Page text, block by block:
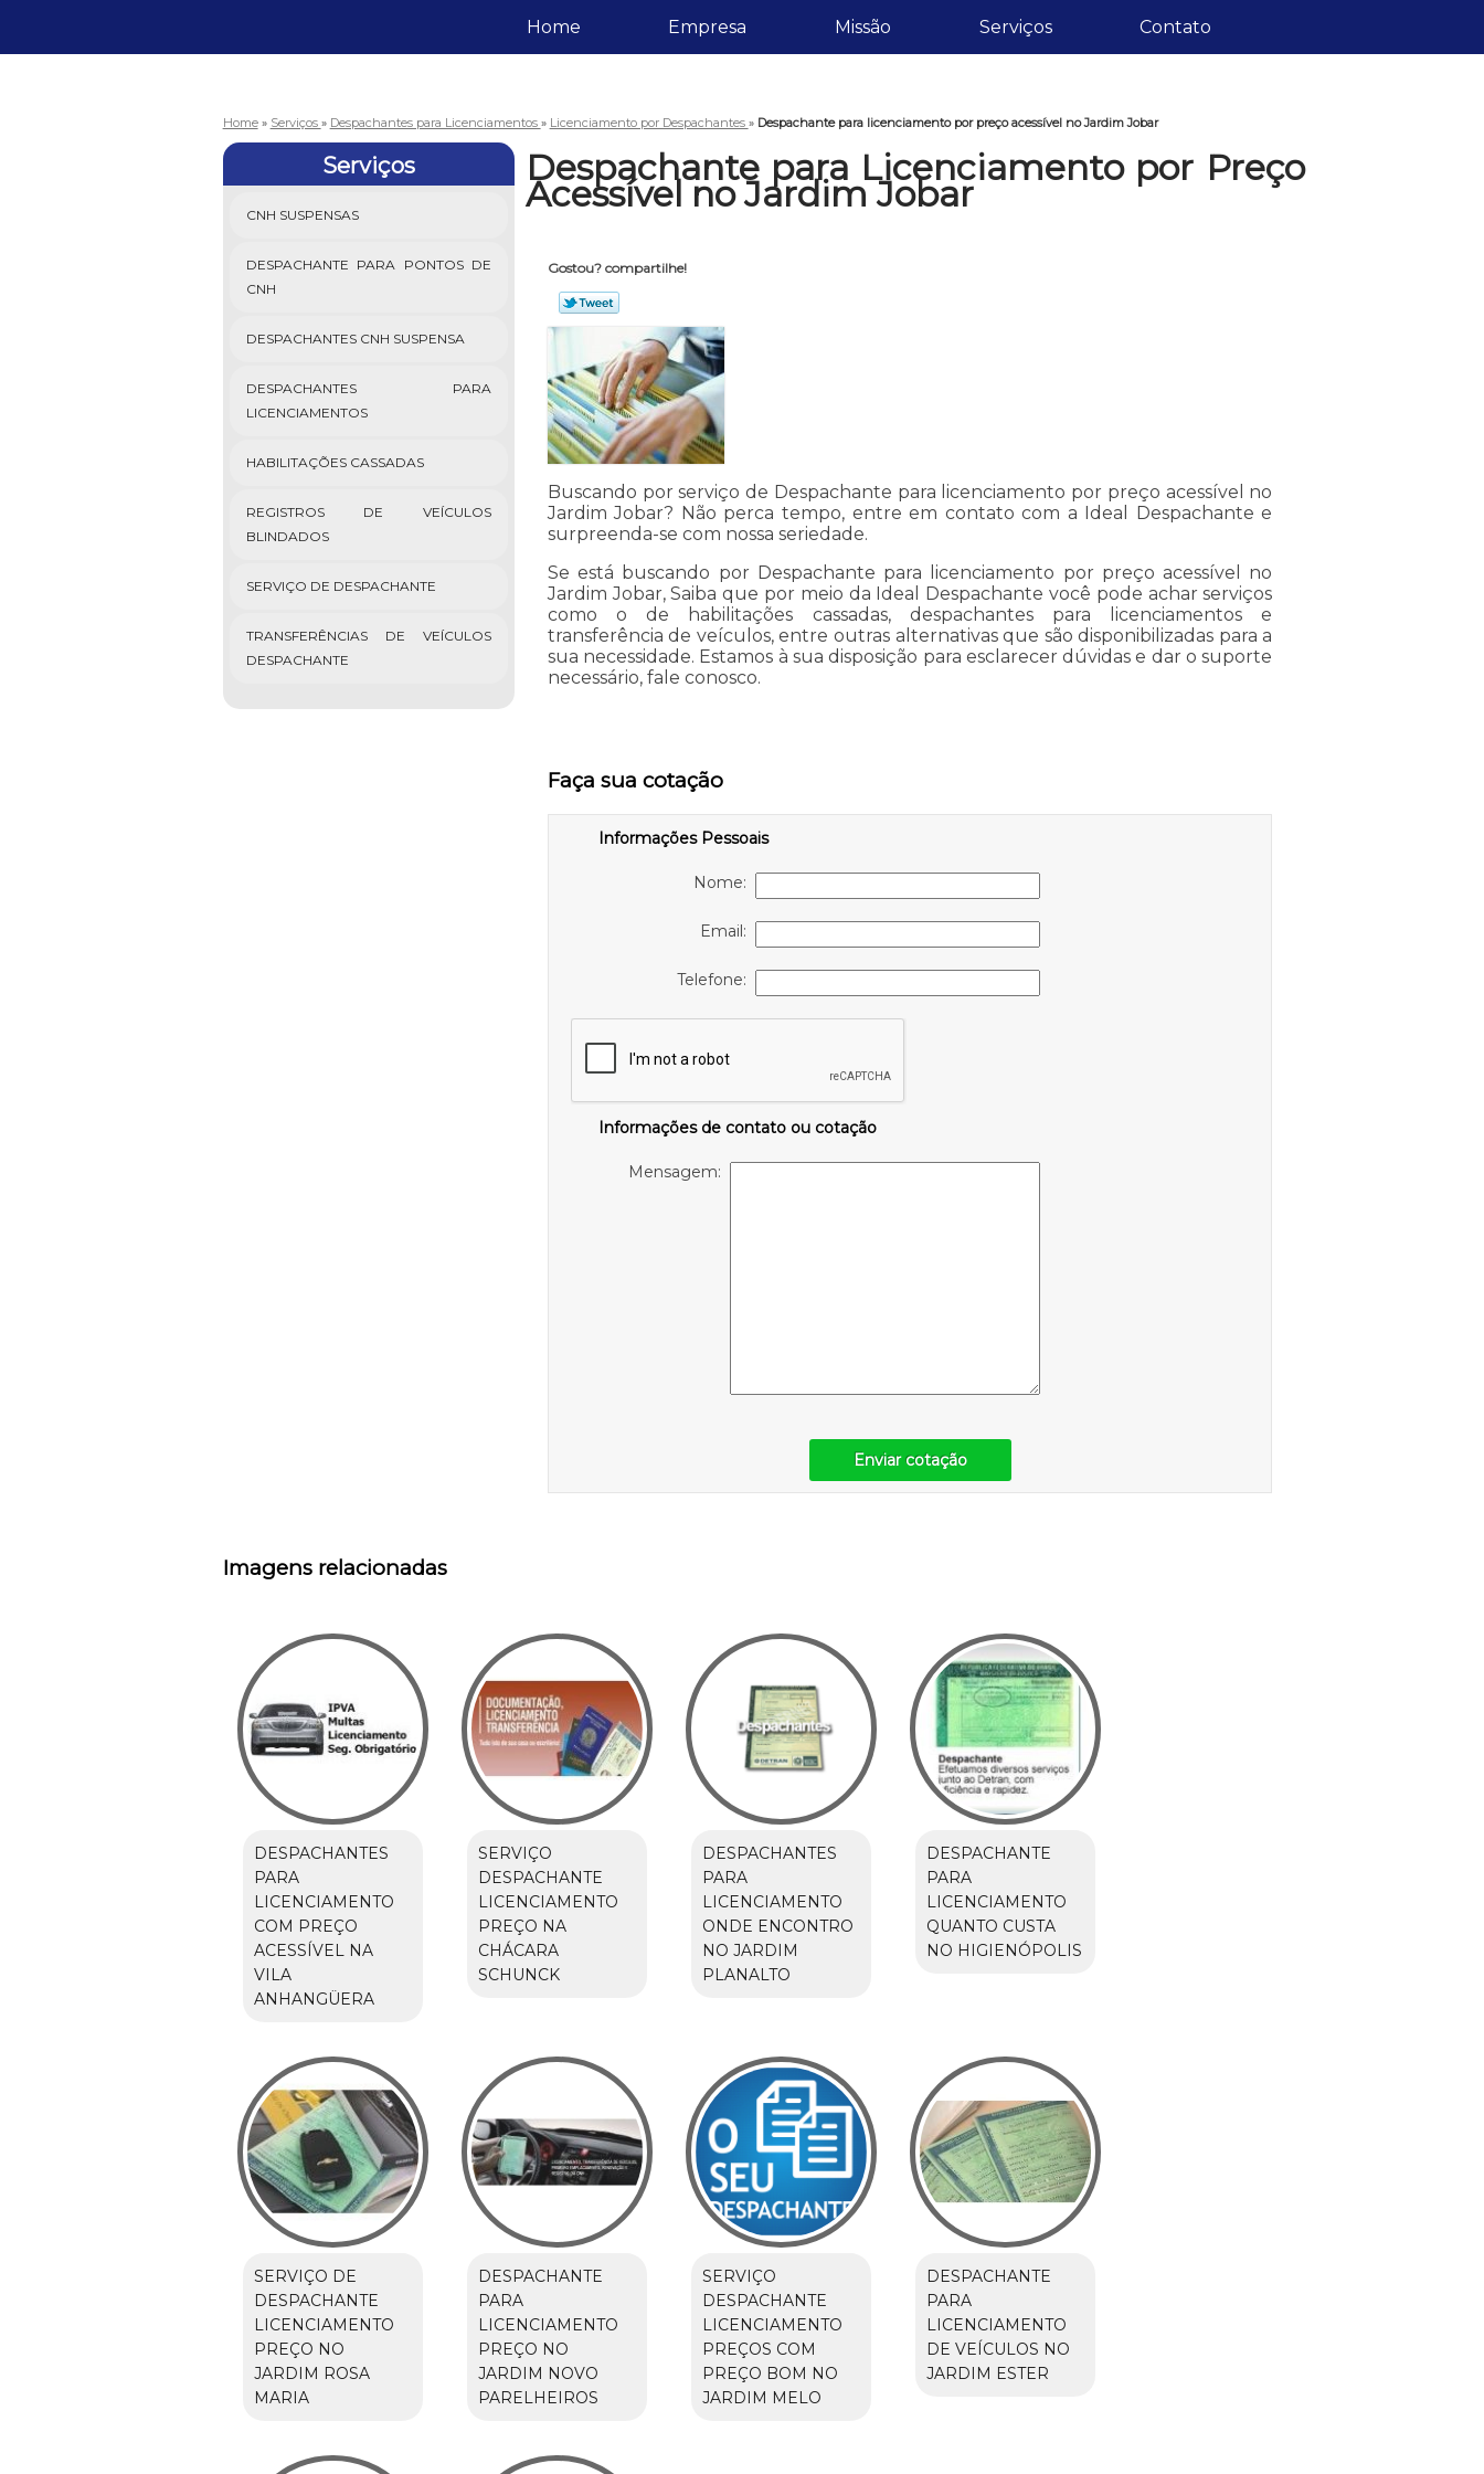
Home Empresa Missão Serviços Contato
Home » Serviços » Despachantes para Licenciamentos » Licenciamento por Despachantes » Despachante para licenciamento por preço acessível no Jardim Jobar
Serviços
CNH SUSPENSAS
DESPACHANTE PARA PONTOS DE
CNH
DESPACHANTES CNH SUSPENSA
DESPACHANTES PARA
LICENCIAMENTOS
HABILITAÇÕES CASSADAS
REGISTROS DE VEÍCULOS
BLINDADOS
SERVIÇO DE DESPACHANTE
TRANSFERÊNCIAS DE VEÍCULOS
DESPACHANTE
Despachante para Licenciamento por Preço
Acessível no Jardim Jobar
Gostou? compartilhe!
Buscando por serviço de Despachante para licenciamento por preço acessível no
Jardim Jobar? Não perca tempo, entre em contato com a Ideal Despachante e
surpreenda-se com nossa seriedade.
Se está buscando por Despachante para licenciamento por preço acessível no
Jardim Jobar, Saiba que por meio da Ideal Despachante você pode achar serviços
como o de habilitações cassadas, despachantes para licenciamentos e
transferência de veículos, entre outras alternativas que são disponibilizadas para a
sua necessidade. Estamos à sua disposição para esclarecer dúvidas e dar o suporte
necessário, fale conosco.
Faça sua cotação
Informações Pessoais
Nome:
Email:
Telefone:
Informações de contato ou cotação
Mensagem:
Enviar cotação
Imagens relacionadas
DESPACHANTES
PARA
LICENCIAMENTO
COM PREÇO
ACESSÍVEL NA
VILA
ANHANGÜERA
SERVIÇO
DESPACHANTE
LICENCIAMENTO
PREÇO NA
CHÁCARA
SCHUNCK
DESPACHANTES
PARA
LICENCIAMENTO
ONDE ENCONTRO
NO JARDIM
PLANALTO
DESPACHANTE
PARA
LICENCIAMENTO
QUANTO CUSTA
NO HIGIENÓPOLIS
SERVIÇO DE
DESPACHANTE
LICENCIAMENTO
PREÇO NO
JARDIM ROSA
MARIA
DESPACHANTE
PARA
LICENCIAMENTO
PREÇO NO
JARDIM NOVO
PARELHEIROS
SERVIÇO
DESPACHANTE
LICENCIAMENTO
PREÇOS COM
PREÇO BOM NO
JARDIM MELO
DESPACHANTE
PARA
LICENCIAMENTO
DE VEÍCULOS NO
JARDIM ESTER